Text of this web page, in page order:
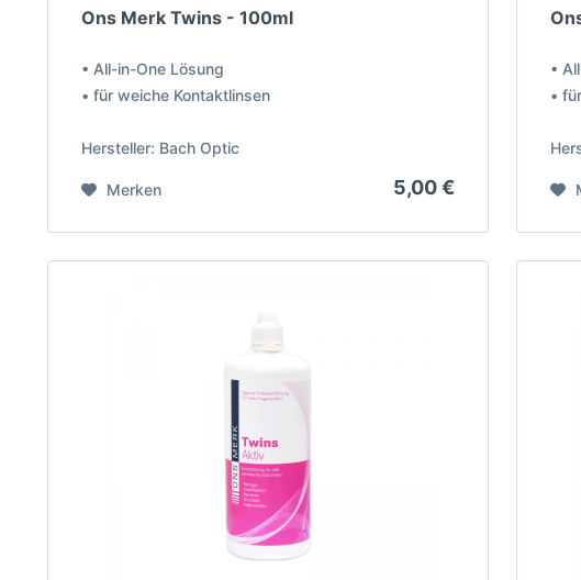
Ons Merk Twins - 100ml
• All-in-One Lösung
• für weiche Kontaktlinsen
Hersteller: Bach Optic
5,00 €
Merken
•
•